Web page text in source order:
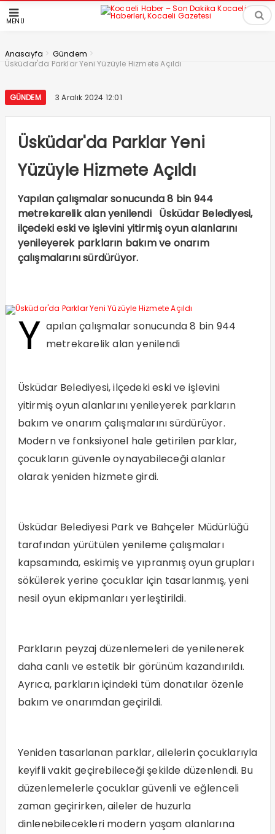
MENÜ
Anasayfa > Gündem >
Üsküdar'da Parklar Yeni Yüzüyle Hizmete Açıldı
GÜNDEM 3 Aralık 2024 12:01
Üsküdar'da Parklar Yeni
Yüzüyle Hizmete Açıldı
Yapılan çalışmalar sonucunda 8 bin 944
metrekarelik alan yenilendi Üsküdar Belediyesi,
ilçedeki eski ve işlevini yitirmiş oyun alanlarını
yenileyerek parkların bakım ve onarım
çalışmalarını sürdürüyor.
Y apılan çalışmalar sonucunda 8 bin 944
metrekarelik alan yenilendi
Üsküdar Belediyesi, ilçedeki eski ve işlevini
yitirmiş oyun alanlarını yenileyerek parkların
bakım ve onarım çalışmalarını sürdürüyor.
Modern ve fonksiyonel hale getirilen parklar,
çocukların güvenle oynayabileceği alanlar
olarak yeniden hizmete girdi.
Üsküdar Belediyesi Park ve Bahçeler Müdürlüğü
tarafından yürütülen yenileme çalışmaları
kapsamında, eskimiş ve yıpranmış oyun grupları
sökülerek yerine çocuklar için tasarlanmış, yeni
nesil oyun ekipmanları yerleştirildi.
Parkların peyzaj düzenlemeleri de yenilenerek
daha canlı ve estetik bir görünüm kazandırıldı.
Ayrıca, parkların içindeki tüm donatılar özenle
bakım ve onarımdan geçirildi.
Yeniden tasarlanan parklar, ailelerin çocuklarıyla
keyifli vakit geçirebileceği şekilde düzenlendi. Bu
düzenlemelerle çocuklar güvenli ve eğlenceli
zaman geçirirken, aileler de huzurla
dinlenebilecekleri modern yaşam alanlarına